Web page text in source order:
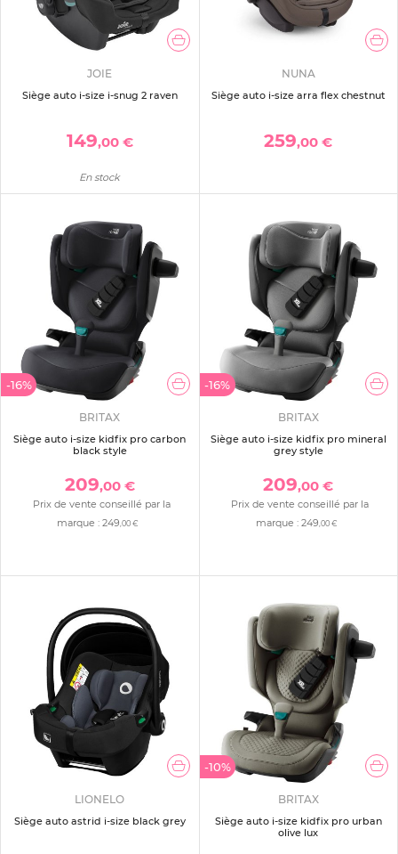
JOIE
Siège auto i-size i-snug 2 raven
149,00 €
En stock
NUNA
Siège auto i-size arra flex chestnut
259,00 €
-16%
BRITAX
Siège auto i-size kidfix pro carbon
black style
209,00 €
Prix de vente conseillé par la
marque :249 ,00 €
-16%
BRITAX
Siège auto i-size kidfix pro mineral
grey style
209,00 €
Prix de vente conseillé par la
marque : 249 ,00 €
LIONELO
Siège auto astrid i-size black grey
-10%
BRITAX
Siège auto i-size kidfix pro urban
olive lux